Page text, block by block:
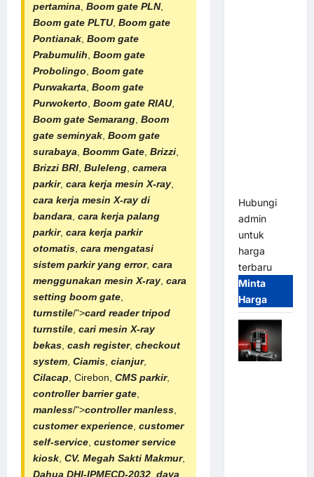
pertamina, Boom gate PLN,
Boom gate PLTU, Boom gate
Pontianak, Boom gate
Prabumulih, Boom gate
Probolingo, Boom gate
Purwakarta, Boom gate
Purwokerto, Boom gate RIAU,
Boom gate Semarang, Boom
gate seminyak, Boom gate
surabaya, Boomm Gate, Brizzi,
Brizzi BRI, Buleleng, camera
parkir, cara kerja mesin X-ray,
cara kerja mesin X-ray di
bandara, cara kerja palang
parkir, cara kerja parkir
otomatis, cara mengatasi
sistem parkir yang error, cara
menggunakan mesin X-ray, cara
setting boom gate,
turnstile/">card readertripod
turnstile, cari mesin X-ray
bekas, cash register, checkout
system, Ciamis, cianjur,
Cilacap, Cirebon, CMS parkir,
controller barrier gate,
manless/">controller manless,
customer experience, customer
self-service, customer service
kiosk, CV. Megah Sakti Makmur,
Dahua DHI-IPMECD-2032, daya
Hubungi
admin
untuk
harga
terbaru
Minta
Harga